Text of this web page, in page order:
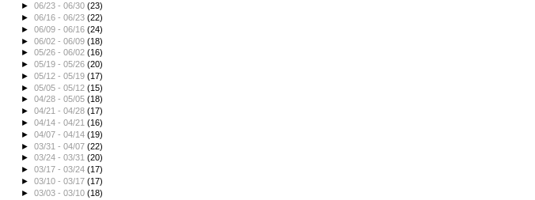
►06/23 - 06/30(23)
►06/16 - 06/23(22)
►06/09 - 06/16(24)
►06/02 - 06/09(18)
►05/26 - 06/02(16)
►05/19 - 05/26(20)
►05/12 - 05/19(17)
►05/05 - 05/12(15)
►04/28 - 05/05(18)
►04/21 - 04/28(17)
►04/14 - 04/21(16)
►04/07 - 04/14(19)
►03/31 - 04/07(22)
►03/24 - 03/31(20)
►03/17 - 03/24(17)
►03/10 - 03/17(17)
►03/03 - 03/10(18)